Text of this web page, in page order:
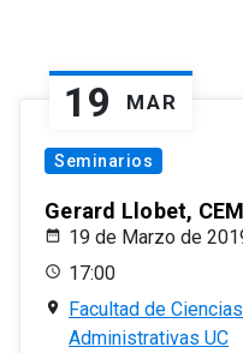
19 MAR
Seminarios
Gerard Llobet,
19 de Marzo de
17:00
Facultad de
Administrativas UC